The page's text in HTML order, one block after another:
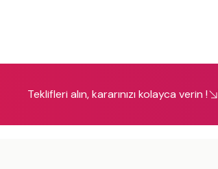
Teklifleri alın, kararınızı kolayca verin !